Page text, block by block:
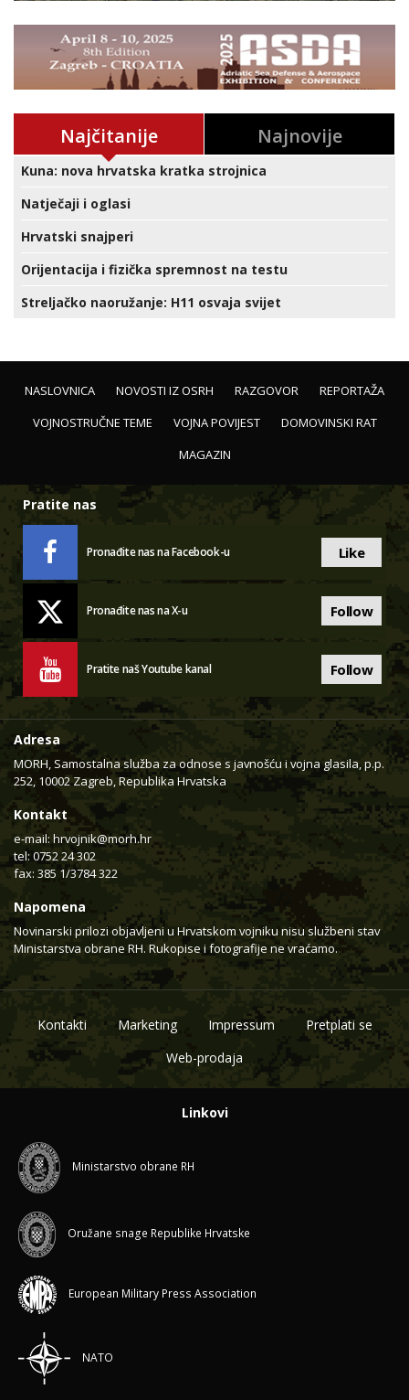
Najčitanije Najnovije
Kuna: nova hrvatska kratka strojnica
Natječaji i oglasi
Hrvatski snajperi
Orijentacija i fizička spremnost na testu
Streljačko naoružanje: H11 osvaja svijet
NASLOVNICA NOVOSTI IZ OSRH RAZGOVOR
REPORTAŽA
VOJNOSTRUČNE TEME
VOJNA POVIJEST
DOMOVINSKI RAT
MAGAZIN
Pratite nas
Pronađite nas na Facebook-u Like
Pronađite nas na X-u Follow
Pratite naš Youtube kanal Follow
Adresa
MORH, Samostalna služba za odnose s javnošću i vojna glasila, p.p.
252, 10002 Zagreb, Republika Hrvatska
Kontakt
e-mail: hrvojnik@morh.hr
tel: 0752 24 302
fax: 385 1/3784 322
Napomena
Novinarski prilozi objavljeni u Hrvatskom vojniku nisu službeni stav
Ministarstva obrane RH. Rukopise i fotografije ne vraćamo.
Kontakti Marketing Impressum
Pretplati se
Web-prodaja
Linkovi
Ministarstvo obrane RH
Oružane snage Republike Hrvatske
European Military Press Association
NATO